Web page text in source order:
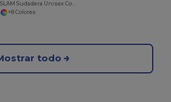
+8 Colores
todo